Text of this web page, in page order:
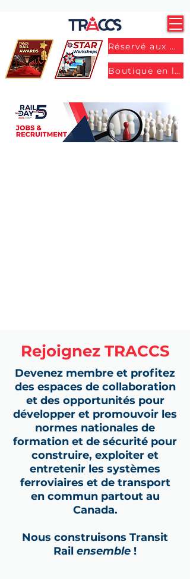
Réservé aux membres
Boutique en ligne
Rejoignez TRACCS
Devenez membre et profitez
des espaces de collaboration
et des opportunités pour
développer et promouvoir les
normes nationales de
formation et de sécurité pour
construire, exploiter et
entretenir les systèmes
ferroviaires et de transport
en commun partout au
Canada.
Nous construisons Transit
Rail ensemble !